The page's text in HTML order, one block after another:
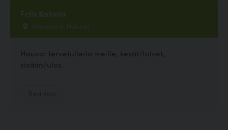
Felis Kahvila
Mäntytie 11, Helsinki
Hauvat tervetulleita meille, kesät/talvet,
sisään/ulos.